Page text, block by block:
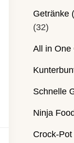
Getränke
(32)
All in One
Schnelle
Ninja
Crock-